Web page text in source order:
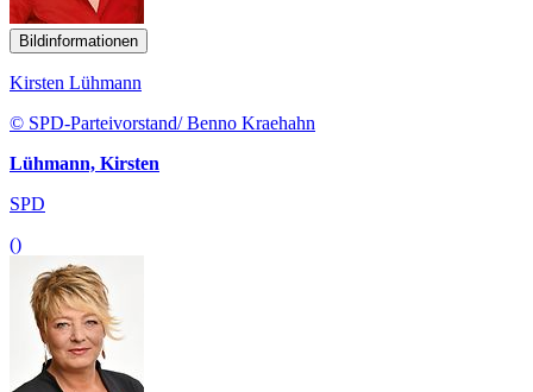
Bildinformationen
Kirsten Lühmann
© SPD-Parteivorstand/ Benno Kraehahn
Lühmann, Kirsten
SPD
()